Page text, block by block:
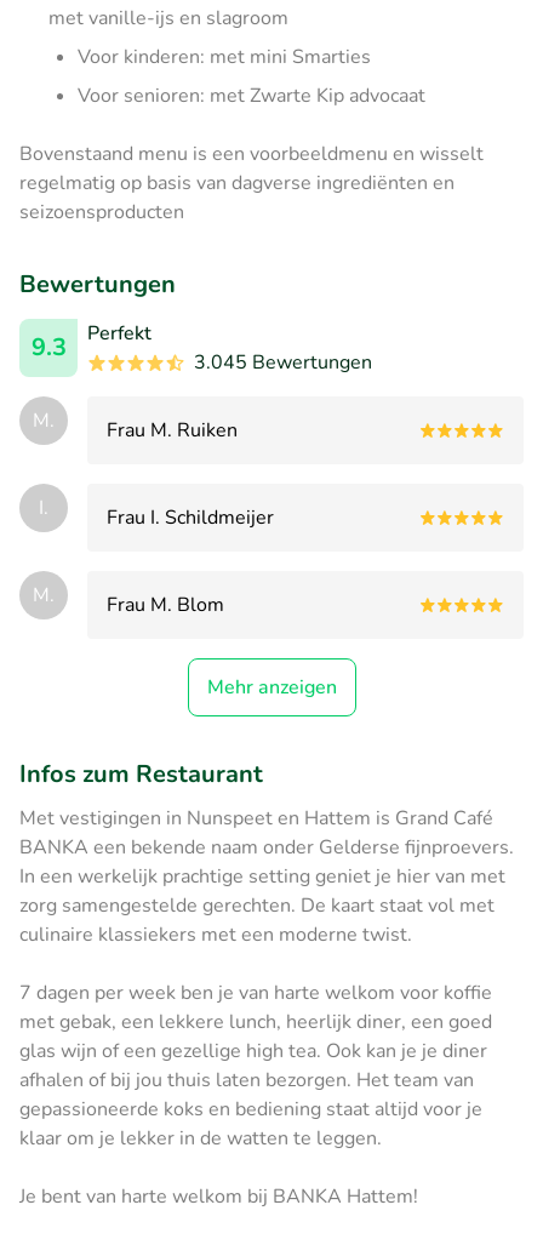
met vanille-ijs en slagroom
Voor kinderen: met mini Smarties
Voor senioren: met Zwarte Kip advocaat
Bovenstaand menu is een voorbeeldmenu en wisselt
regelmatig op basis van dagverse ingrediënten en
seizoensproducten
Bewertungen
9.3
Perfekt
3.045 Bewertungen
M. Frau M. Ruiken
I. Frau I. Schildmeijer
M. Frau M. Blom
Mehr anzeigen
Infos zum Restaurant
Met vestigingen in Nunspeet en Hattem is Grand Café
BANKA een bekende naam onder Gelderse fijnproevers.
In een werkelijk prachtige setting geniet je hier van met
zorg samengestelde gerechten. De kaart staat vol met
culinaire klassiekers met een moderne twist.
7 dagen per week ben je van harte welkom voor koffie
met gebak, een lekkere lunch, heerlijk diner, een goed
glas wijn of een gezellige high tea. Ook kan je je diner
afhalen of bij jou thuis laten bezorgen. Het team van
gepassioneerde koks en bediening staat altijd voor je
klaar om je lekker in de watten te leggen.
Je bent van harte welkom bij BANKA Hattem!